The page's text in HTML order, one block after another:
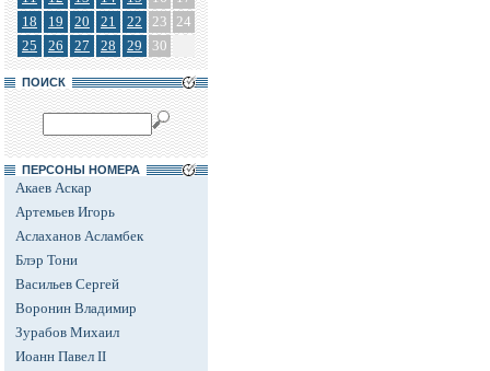
18
19 20 21 22 23 24
25
26 27 28 29 30
ПОИСК
ПЕРСОНЫ НОМЕРА
Акаев Аскар
Артемьев Игорь
Аслаханов Асламбек
Блэр Тони
Васильев Сергей
Воронин Владимир
Зурабов Михаил
Иоанн Павел II